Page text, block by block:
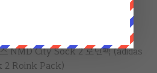
NMD City Sock 2 로닌팩 (adidas
2 Roink Pack)